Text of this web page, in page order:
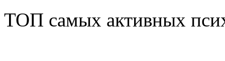
ТОП самых активных